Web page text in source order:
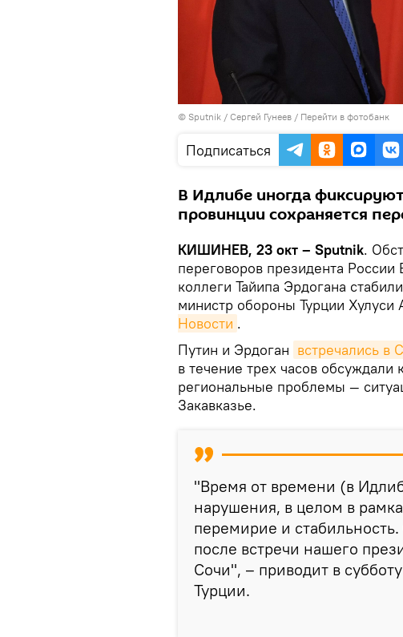
© Sputnik / Сергей Гунеев / Перейти в фотобанк
Подписаться
В Идлибе иногда
провинции сохраняется
КИШИНЕВ, 23 окт – Sputnik.
переговоров президента
коллеги Тайипа Эрдогана
министр обороны Турции Хулуси
Новости .
Путин и Эрдоган встречались в
в течение трех часов обсуждали
региональные проблемы —
Закавказье.
"Время от времени (в
нарушения, в целом в
перемирие и
после встречи нашего
Сочи", – приводит в
Турции.